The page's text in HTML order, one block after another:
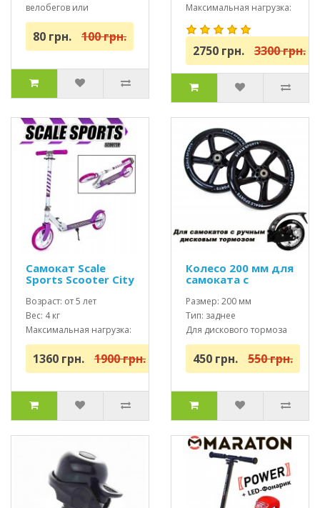
велобегов или
велосипедовСьемный
(универсальный) звонок
для любо..
80 грн. 100 грн.
Максимальная нагрузка:
до 100 кг
2750 грн. 3300 грн.
Самокат Scale
Sports Scooter City
460 Фиолетовый
USA
Возраст: от 5 лет
Вес: 4 кг
Максимальная нагрузка:
до 100 кг
1360 грн. 1900 грн.
Колесо 200 мм для
самоката с
тормозом
Размер: 200 мм
Тип: заднее
Для дискового тормоза
450 грн. 550 грн.